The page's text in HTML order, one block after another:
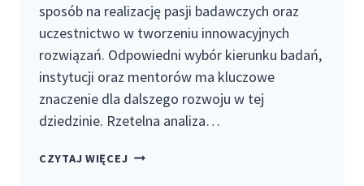
sposób na realizację pasji badawczych oraz
uczestnictwo w tworzeniu innowacyjnych
rozwiązań. Odpowiedni wybór kierunku badań,
instytucji oraz mentorów ma kluczowe
znaczenie dla dalszego rozwoju w tej
dziedzinie. Rzetelna analiza…
CZYTAJ WIĘCEJPRACA